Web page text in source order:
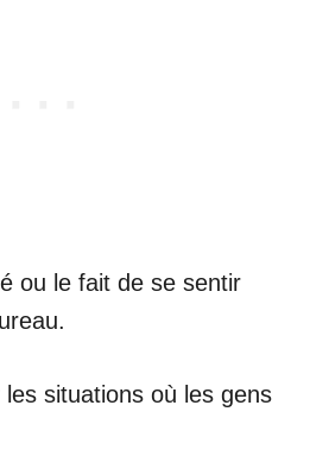
ou le fait de se sentir
situations où les gens